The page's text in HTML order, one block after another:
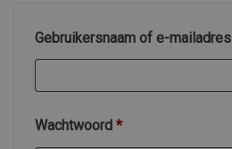
Gebruikersnaam of e-mailadres
Wachtwoord *